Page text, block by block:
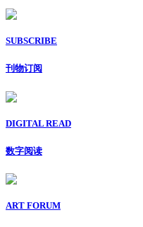
SUBSCRIBE
刊物订阅
DIGITAL READ
数字阅读
ART FORUM